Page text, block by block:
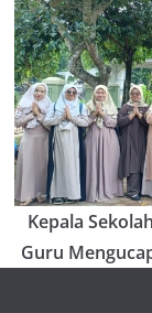
Kepala
Guru